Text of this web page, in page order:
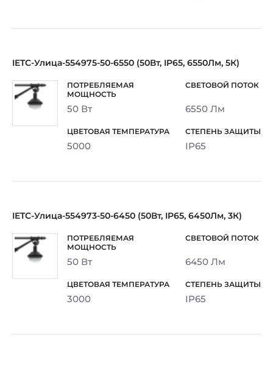
IETC-Улица-554975-50-6550 (50Вт, IP65, 6550Лм, 5К)
50 Вт 6550 Лм
5000 IP65
IETC-Улица-554973-50-6450 (50Вт, IP65, 6450Лм, 3К)
50 Вт 6450 Лм
3000 IP65